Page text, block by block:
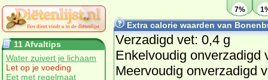
11 Afvaltips
Water zuivert je lichaam
Let op je voeding
Eet met regelmaat
7%
Extra calorie waarden van
Verzadigd vet: 0,4 g
Enkelvoudig onverzadigd
Meervoudig onverzadigd